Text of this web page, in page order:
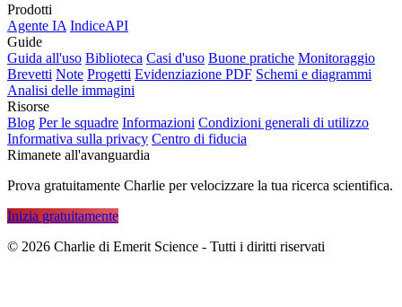
Prodotti
Agente IA IndiceAPI
Guide
Guida all'uso Biblioteca Casi d'uso Buone pratiche Monitoraggio
Brevetti Note Progetti Evidenziazione PDF Schemi e diagrammi
Analisi delle immagini
Risorse
Blog Per le squadre Informazioni Condizioni generali di utilizzo
Informativa sulla privacy Centro di fiducia
Rimanete all'avanguardia
Prova gratuitamente Charlie per velocizzare la tua ricerca scientifica.
Inizia gratuitamente
© 2026 Charlie di Emerit Science - Tutti i diritti riservati